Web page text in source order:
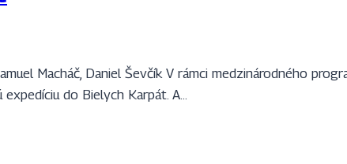
Macháč, Daniel Ševčík V rámci medzinárodného
do Bielych Karpát. A…